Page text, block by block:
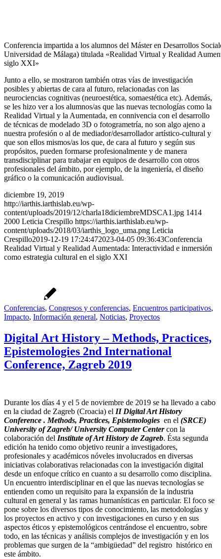
Conferencia impartida a los alumnos del Máster en Desarrollos
Universidad de Málaga) titulada «Realidad Virtual y Realidad
siglo XXI»
Junto a ello, se mostraron también otras vías de investigación
posibles y abiertas de cara al futuro, relacionadas con las
neurociencias cognitivas (neuroestética, somaestética etc). Además,
se les hizo ver a los alumnos/as que las nuevas tecnologías como la
Realidad Virtual y la Aumentada, en connivencia con el desarrollo
de técnicas de modelado 3D o fotogrametría, no son algo ajeno a
nuestra profesión o al de mediador/desarrollador artístico-cultural y
que son ellos mismos/as los que, de cara al futuro y según sus
propósitos, pueden formarse profesionalmente y de manera
transdisciplinar para trabajar en equipos de desarrollo con otros
profesionales del ámbito, por ejemplo, de la ingeniería, el diseño
gráfico o la comunicación audiovisual.
diciembre 19, 2019
http://iarthis.iarthislab.eu/wp-
content/uploads/2019/12/charla18diciembreMDSCA1.jpg 1414
2000 Leticia Crespillo https://iarthis.iarthislab.eu/wp-
content/uploads/2018/03/iarthis_logo_uma.png Leticia
Crespillo2019-12-19 17:24:472023-04-05 09:36:43Conferencia
Realidad Virtual y Realidad Aumentada: Interactividad e inmersión
como estrategia cultural en el siglo XXI
Conferencias, Congresos y conferencias, Encuentros participativos,
Impacto, Información general, Noticias, Proyectos
Digital Art History – Methods, Practices,
Epistemologies 2nd International
Conference, Zagreb 2019
Durante los días 4 y el 5 de noviembre de 2019 se ha llevado a cabo
en la ciudad de Zagreb (Croacia) el II Digital Art History
Conference . Methods, Practices, Epistemologies en el (SRCE)
University of Zagreb/ University Computer Centercon la
colaboración del Institute of Art History de Zagreb. Ésta segunda
edición ha tenido como objetivo reunir a investigadores,
profesionales y académicos nóveles involucrados en diversas
iniciativas colaborativas relacionadas con la investigación digital
desde un enfoque crítico en cuanto a su desarrollo como disciplina.
Un encuentro interdisciplinar en el que las nuevas tecnologías se
entienden como un requisito para la expansión de la industria
cultural en general y las ramas humanísticas en particular. El foco se
pone sobre los diversos tipos de conocimiento, las metodologías y
los proyectos en activo y con investigaciones en curso y en sus
aspectos éticos y epistemológicos centrándose el encuentro, sobre
todo, en las técnicas y análisis complejos de investigación y en los
problemas que surgen de la “ambigüedad” del registro histórico en
este ámbito.